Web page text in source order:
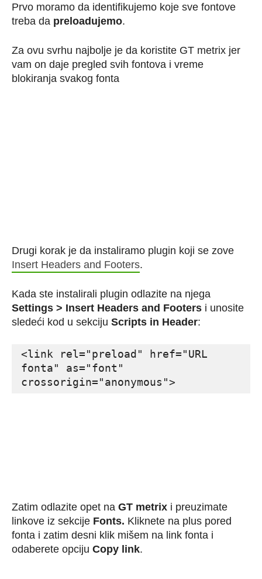
Prvo moramo da identifikujemo koje sve fontove
treba da preloadujemo.
Za ovu svrhu najbolje je da koristite GT metrix jer
vam on daje pregled svih fontova i vreme
blokiranja svakog fonta
Drugi korak je da instaliramo plugin koji se zove
Insert Headers and Footers.
Kada ste instalirali plugin odlazite na njega
Settings > Insert Headers and Footers i unosite
sledeći kod u sekciju Scripts in Header:
<link rel="preload" href="URL
fonta" as="font"
Zatim odlazite opet na GT metrix i preuzimate
linkove iz sekcije Fonts. Kliknete na plus pored
fonta i zatim desni klik mišem na link fonta i
odaberete opciju Copy link.